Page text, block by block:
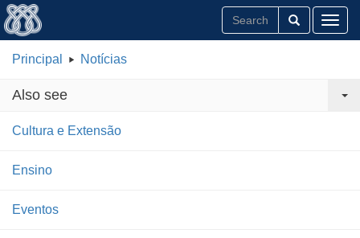
Principal Notícias
Also see
Cultura e Extensão
Ensino
Eventos